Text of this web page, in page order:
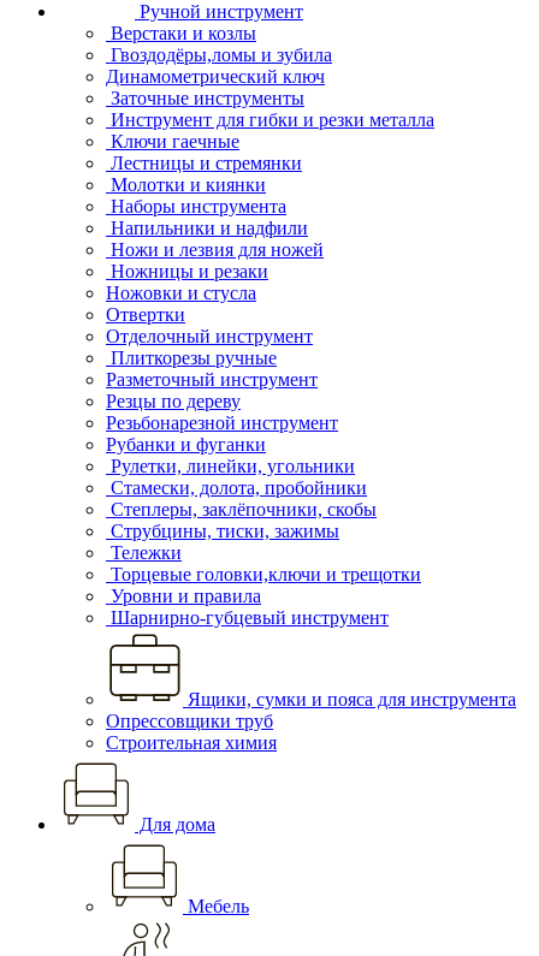
Ручной инструмент
Верстаки и козлы
Гвоздодёры,ломы и зубила
Динамометрический ключ
Заточные инструменты
Инструмент для гибки и резки металла
Ключи гаечные
Лестницы и стремянки
Молотки и киянки
Наборы инструмента
Напильники и надфили
Ножи и лезвия для ножей
Ножницы и резаки
Ножовки и стусла
Отвертки
Отделочный инструмент
Плиткорезы ручные
Разметочный инструмент
Резцы по дереву
Резьбонарезной инструмент
Рубанки и фуганки
Рулетки, линейки, угольники
Стамески, долота, пробойники
Степлеры, заклёпочники, скобы
Струбцины, тиски, зажимы
Тележки
Торцевые головки,ключи и трещотки
Уровни и правила
Шарнирно-губцевый инструмент
Ящики, сумки и пояса для инструмента
Опрессовщики труб
Строительная химия
Для дома
Мебель